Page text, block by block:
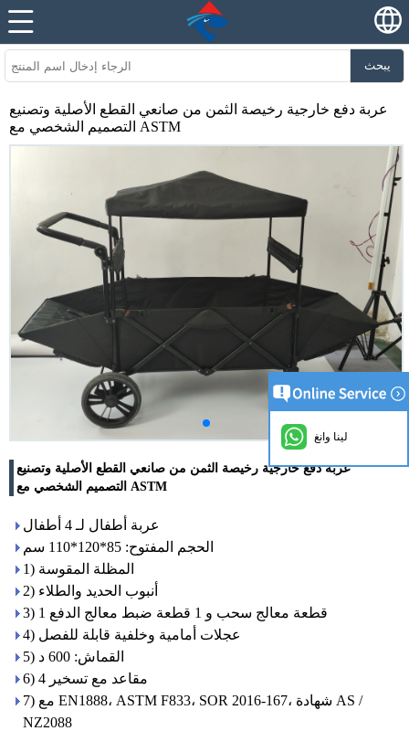
يبحث
عربة دفع خارجية رخيصة الثمن من صانعي القطع الأصلية وتصنيع
التصميم الشخصي مع ASTM
عربة دفع خارجية رخيصة الثمن من صانعي القطع الأصلية وتصنيع
التصميم الشخصي مع ASTM
عربة أطفال لـ 4 أطفال
الحجم المفتوح: 85*120*110 سم
1) المظلة المقوسة
2) أنبوب الحديد والطلاء
3) 1 قطعة معالج سحب و 1 قطعة ضبط معالج الدفع
4) عجلات أمامية وخلفية قابلة للفصل
5) القماش: 600 د
6) 4 مقاعد مع تسخير
7) مع EN1888، ASTM F833، SOR 2016-167، شهادة AS /
NZ2088
لينا وانغ